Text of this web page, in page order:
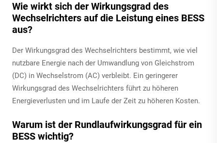
Wie wirkt sich der Wirkungsgrad des
Wechselrichters auf die Leistung eines BESS
aus?
Der Wirkungsgrad des Wechselrichters bestimmt, wie viel
nutzbare Energie nach der Umwandlung von Gleichstrom
(DC) in Wechselstrom (AC) verbleibt. Ein geringerer
Wirkungsgrad des Wechselrichters führt zu höheren
Energieverlusten und im Laufe der Zeit zu höheren Kosten.
Warum ist der Rundlaufwirkungsgrad für ein
BESS wichtig?